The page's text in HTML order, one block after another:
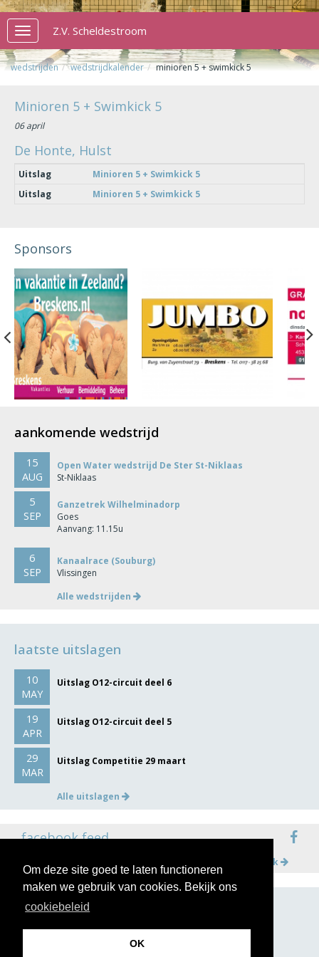
Om deze site goed te laten functioneren
maken we gebruik van cookies. Bekijk ons
cookiebeleid
OK
Toggle
navigation
Z.V. Scheldestroom
wedstrijden wedstrijdkalender minioren 5 + swimkick 5
Minioren 5 + Swimkick 5
06 april
De Honte, Hulst
Uitslag
Minioren 5 + Swimkick 5
Uitslag
Minioren 5 + Swimkick 5
Sponsors
Previous
aankomende wedstrijd
15
AUG
Open Water wedstrijd De Ster St-Niklaas
St-Niklaas
5
SEP
Ganzetrek Wilhelminadorp
Goes
Aanvang: 11.15u
6
SEP
Kanaalrace (Souburg)
Vlissingen
Alle wedstrijden
laatste uitslagen
10
MAY
Uitslag O12-circuit deel 6
19
APR
Uitslag O12-circuit deel 5
29
MAR
Uitslag Competitie 29 maart
Alle uitslagen
facebook feed
Meer op facebook
volg ons op